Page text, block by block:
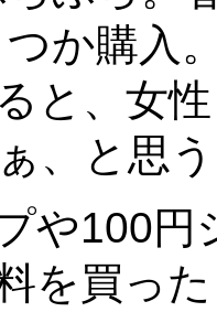
か購入
と、女
、と思
や100
を買っ